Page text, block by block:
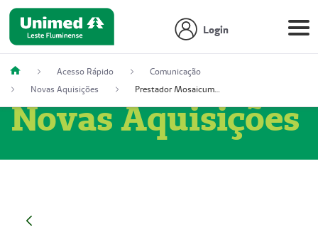
Login
Acesso Rápido
Comunicação
Novas Aquisições
Prestador Mosaicum Espaço Clínico Ltda (51004352-0)
Novas Aquisições